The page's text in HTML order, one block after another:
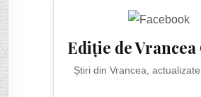
Ediție de
Știri din Vrancea,